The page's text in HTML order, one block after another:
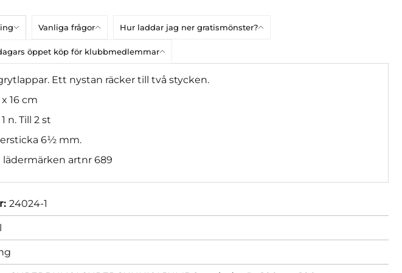
Vanliga frågor Hur laddar jag ner gratismönster?
öppet köp för klubbmedlemmar
Ett nystan räcker till två stycken.
x 16 cm
1 n. Till 2 st
6½ mm.
lädermärken artnr 689
24024-1